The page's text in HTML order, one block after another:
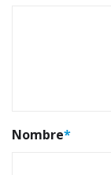
Nombre*